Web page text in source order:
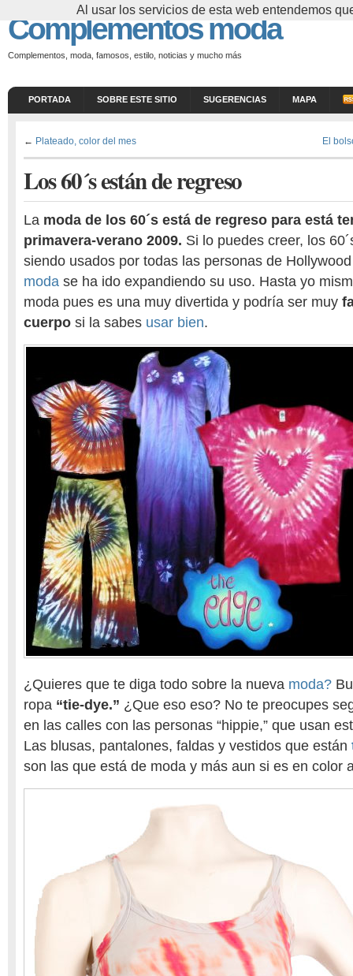
Complementos moda
Complementos, moda, famosos, estilo, noticias y mucho más
PORTADA SOBRE ESTE SITIO SUGERENCIAS MAPA
← Plateado, color del mes El
Los 60´s están de regreso
La moda de los 60´s está de regreso para está
primavera-verano 2009. Si lo puedes creer, los
siendo usados por todas las personas de
moda se ha ido expandiendo su uso. Hasta yo
moda pues es una muy divertida y podría ser muy
cuerpo si la sabes usar bien.
¿Quieres que te diga todo sobre la nueva moda?
ropa “tie-dye.” ¿Que eso eso? No te preocupes
en las calles con las personas “hippie,” que usan
Las blusas, pantalones, faldas y vestidos que están
son las que está de moda y más aun si es en color
Al usar los servicios de esta web entendemos